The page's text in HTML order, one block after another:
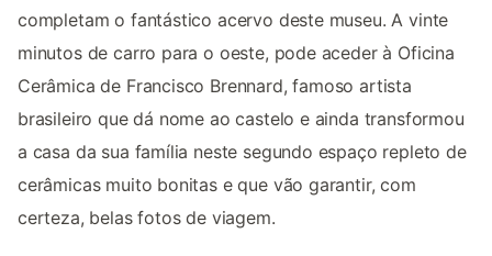
completam o fantástico acervo deste museu. A vinte
minutos de carro para o oeste, pode aceder à Oficina
Cerâmica de Francisco Brennard, famoso artista
brasileiro que dá nome ao castelo e ainda transformou
a casa da sua família neste segundo espaço repleto de
cerâmicas muito bonitas e que vão garantir, com
certeza, belas fotos de viagem.